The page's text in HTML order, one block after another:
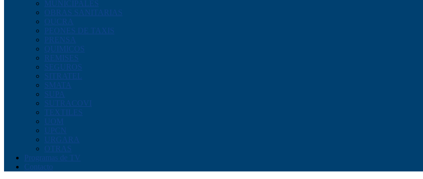
MUNICIPALES
OBRAS SANITARIAS
OUCRA
PEONES DE TAXIS
PRENSA
QUIMICOS
REMISES
SEGUROS
SITRATEL
SMATA
SUPA
SUTRACOVI
TEXTILES
UOM
UPCN
URGARA
OTRAS
Programas de TV
Contacto